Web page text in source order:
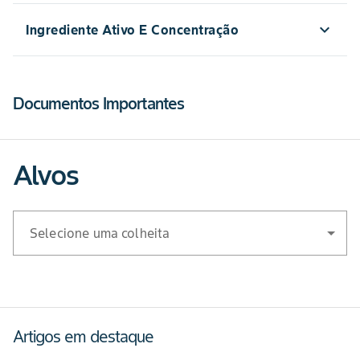
Detalhe
Comercializadas
Formulação WG
Modo de Ação
Ingrediente Ativo E Concentração expand_more
Documentos Importantes
Alvos
Selecione uma colheita
Artigos em destaque